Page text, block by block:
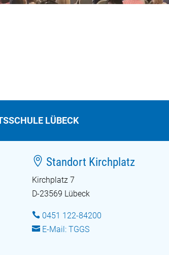
LÜBECK
 Standort Kirchplatz
Kirchplatz 7
D-23569 Lübeck
 0451 122-84200
 E-Mail: TGGS